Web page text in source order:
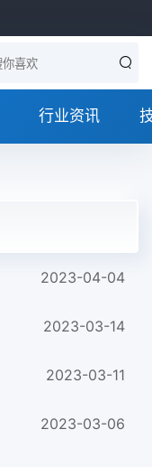
行业资讯
2023-04-04
2023-03-14
2023-03-11
2023-03-06